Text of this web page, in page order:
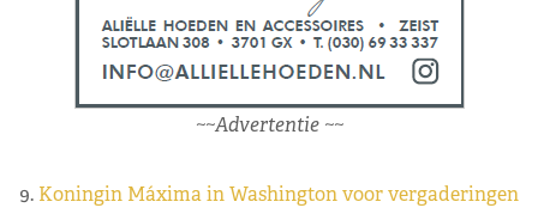
~~Advertentie ~~
9. Koningin Máxima in Washington voor vergaderingen